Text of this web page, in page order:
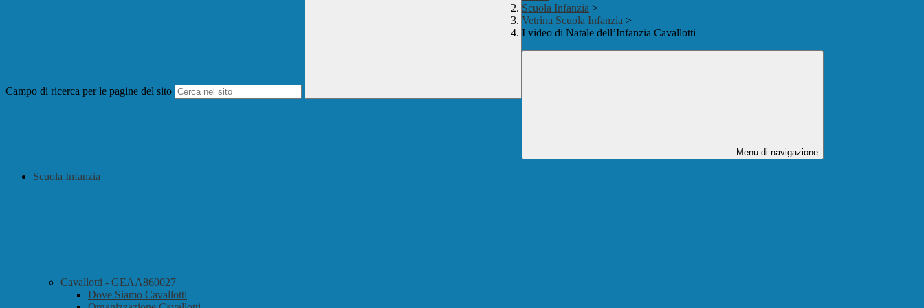
Campo di ricerca per le pagine del sito
Scuola Infanzia >
Vetrina Scuola Infanzia >
I video di Natale dell’Infanzia Cavallotti
Menu di navigazione
Scuola Infanzia
Cavallotti - GEAA860027
Dove Siamo Cavallotti